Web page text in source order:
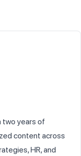
two years of
content across
HR, and